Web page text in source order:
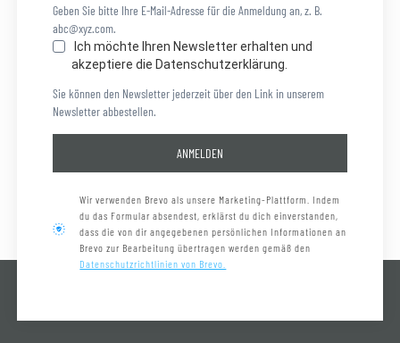
Geben Sie bitte Ihre E-Mail-Adresse für die Anmeldung an, z. B.
abc@xyz.com.
Ich möchte Ihren Newsletter erhalten und
akzeptiere die Datenschutzerklärung.
Sie können den Newsletter jederzeit über den Link in unserem
Newsletter abbestellen.
ANMELDEN
Wir verwenden Brevo als unsere Marketing-Plattform. Indem
du das Formular absendest, erklärst du dich einverstanden,
dass die von dir angegebenen persönlichen Informationen an
Brevo zur Bearbeitung übertragen werden gemäß den
Datenschutzrichtlinien von Brevo.